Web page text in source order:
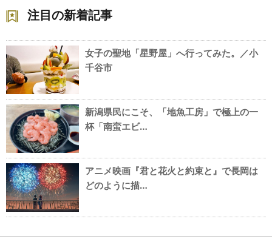
注目の新着記事
女子の聖地「星野屋」へ行ってみた。／小
千谷市
新潟県民にこそ、「地魚工房」で極上の一
杯「南蛮エビ…
アニメ映画『君と花火と約束と』で長岡は
どのように描…